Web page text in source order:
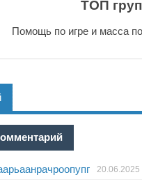
ТОП
Помощь по игре и масса
20.06.2025